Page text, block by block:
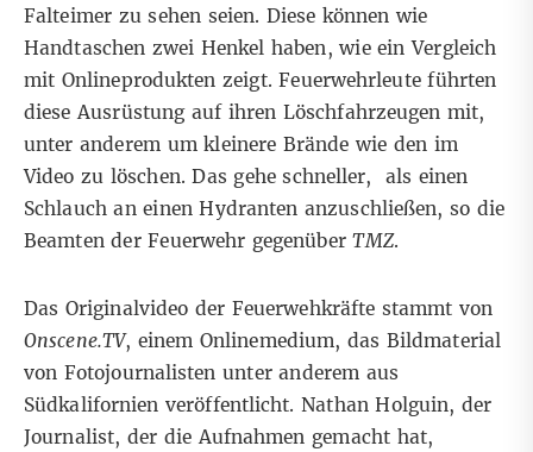
Falteimer zu sehen seien. Diese können wie
Handtaschen zwei Henkel haben, wie einVergleich
mit Onlineprodukten zeigt. Feuerwehrleute führten
diese Ausrüstung auf ihren Löschfahrzeugen mit,
unter anderem um kleinere Brände wie den im
Video zu löschen. Das gehe schneller, als einen
Schlauch an einen Hydranten anzuschließen, so die
Beamten der Feuerwehr gegenüberTMZ.
Das Originalvideo der Feuerwehkräfte stammt von
Onscene.TV, einem Onlinemedium, das Bildmaterial
von Fotojournalisten unter anderem aus
Südkalifornien veröffentlicht. Nathan Holguin, der
Journalist, der die Aufnahmen gemacht hat,